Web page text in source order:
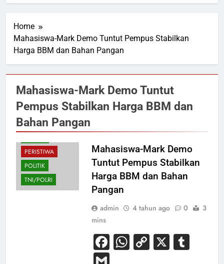
Home
Mahasiswa-Mark Demo Tuntut Pempus Stabilkan
Harga BBM dan Bahan Pangan
Mahasiswa-Mark Demo Tuntut
Pempus Stabilkan Harga BBM dan
Bahan Pangan
PERISTIWA
POLITIK
TNI/POLRI
Mahasiswa-Mark Demo
Tuntut Pempus Stabilkan
Harga BBM dan Bahan
Pangan
admin 4 tahun ago 0
3
mins
Facebook
WhatsApp
Copy
X